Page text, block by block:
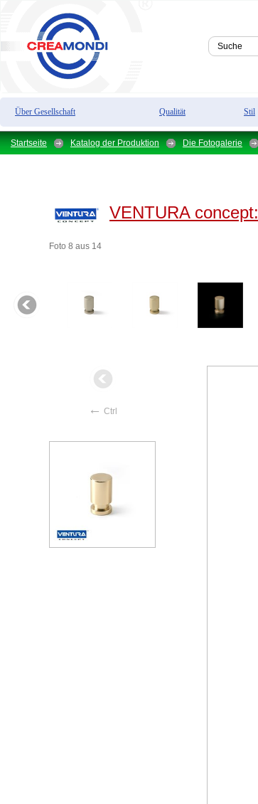
Über Gesellschaft Qualität Stil
Startseite Katalog der Produktion Die Fotogalerie
VENTURA concept:
Foto 8 aus 14
← Ctrl